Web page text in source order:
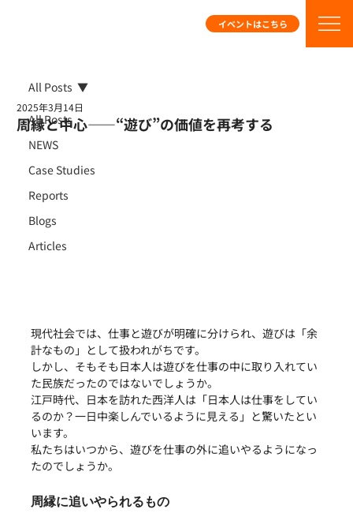
イベントはこちら
All Posts
NEWS
Case Studies
Reports
Blogs
Articles
All Posts
周縁と中心——“遊び”の価値を再考する
2025年3月14日
現代社会では、仕事と遊びが明確に分けられ、遊びは「余
計なもの」として扱われがちです。
しかし、そもそも日本人は遊びを仕事の中に取り入れてい
た民族だったのではないでしょうか。
江戸時代、日本を訪れた西洋人は「日本人は仕事をしてい
るのか？一日中楽しんでいるように見える」と驚いたとい
います。
私たちはいつから、遊びを仕事の外に追いやるようになっ
たのでしょうか。
周縁に追いやられるもの